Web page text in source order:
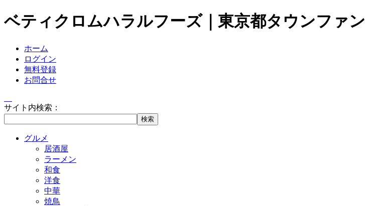
ベティクロムハラルフーズ｜東京都タウンファン
ホーム
ログイン
無料登録
お問合せ
サイト内検索：
グルメ
居酒屋
ラーメン
和食
洋食
中華
焼鳥